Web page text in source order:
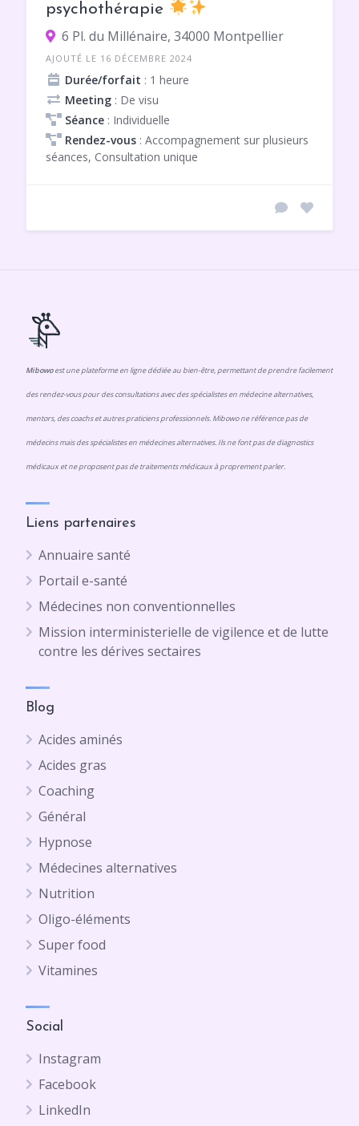
psychothérapie
6 Pl. du Millénaire, 34000 Montpellier
AJOUTÉ LE 16 DÉCEMBRE 2024
Durée/forfait : 1 heure
Meeting : De visu
Séance : Individuelle
Rendez-vous : Accompagnement sur plusieurs
séances, Consultation unique
Mibowoest une plateforme en ligne dédiée au bien-être, permettant de prendre facilement
des rendez-vous pour des consultations avec des spécialistes en médecine alternatives,
mentors, des coachs et autres praticiens professionnels. Mibowo ne référence pas de
médecins mais des spécialistes en médecines alternatives. Ils ne font pas de diagnostics
médicaux et ne proposent pas de traitements médicaux à proprement parler.
Liens partenaires
Annuaire santé
Portail e-santé
Médecines non conventionnelles
Mission interministerielle de vigilence et de lutte
contre les dérives sectaires
Blog
Acides aminés
Acides gras
Coaching
Général
Hypnose
Médecines alternatives
Nutrition
Oligo-éléments
Super food
Vitamines
Social
Instagram
Facebook
LinkedIn